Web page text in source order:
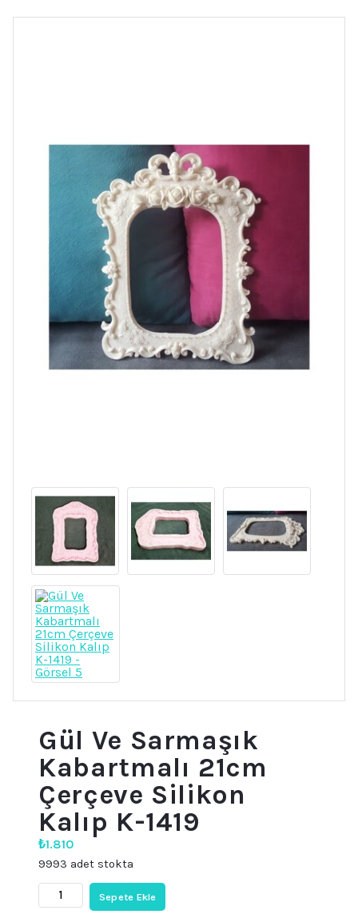
Gül Ve Sarmaşık
Kabartmalı 21cm
Çerçeve Silikon
Kalıp K-1419
₺1.810
9993 adet stokta
Gül
Sarmaşık
Sepete Ekle